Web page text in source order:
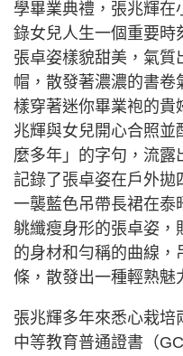
學畢業典禮，張兆輝
錄女兒人生一個重要時
張卓姿樣貌甜美，氣質
帽，散發著濃濃的書卷
樣穿著迷你畢業袍的貴
兆輝與女兒開心合照並
麼多年」的字句，流露
記錄了張卓姿在戶外拋
一襲藍色吊帶長裙在泰
䠷纖瘦身形的張卓姿，
的身材和勻稱的曲線，
條，散發出一種輕熟魅
張兆輝多年來悉心栽培
中等教育普通證書（